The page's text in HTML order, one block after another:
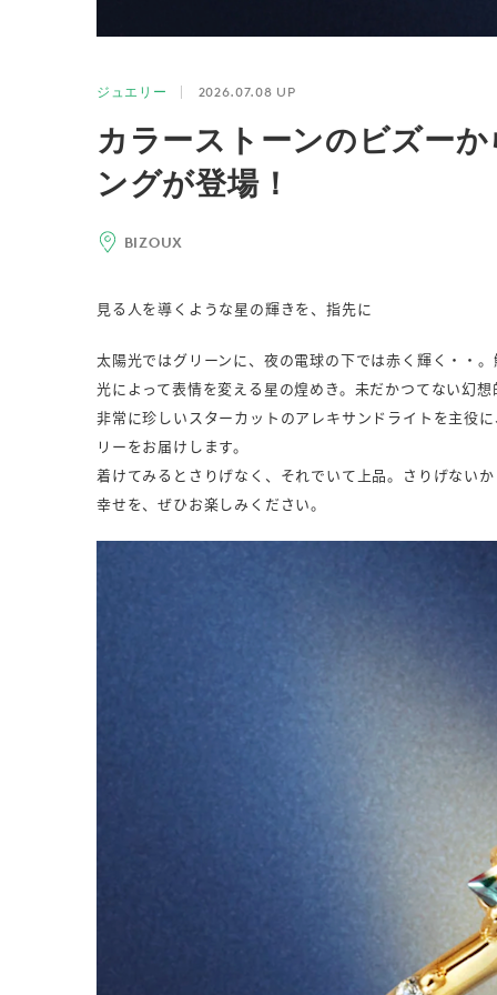
ジュエリー 2026.07.08
カラーストーンのビズー
ングが登場！
BIZOUX
見る人を導くような星の輝きを、指先に
太陽光ではグリーンに、夜の電球の下では赤く輝く・・
光によって表情を変える星の煌めき。未だかつてない幻
非常に珍しいスターカットのアレキサンドライトを主役
リーをお届けします。
着けてみるとさりげなく、それでいて上品。さりげない
幸せを、ぜひお楽しみください。